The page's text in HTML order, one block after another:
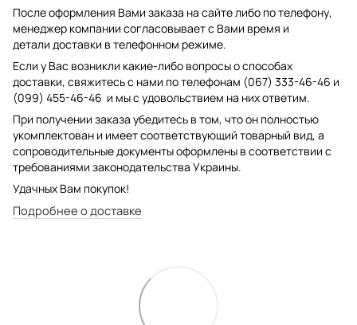
После оформления Вами заказа на сайте либо по телефону,
менеджер компании согласовывает с Вами время и
детали доставки в телефонном режиме.
Если у Вас возникли какие-либо вопросы о способах
доставки, свяжитесь с нами по телефонам (067) 333-46-46 и
(099) 455-46-46 и мы с удовольствием на них ответим.
При получении заказа убедитесь в том, что он полностью
укомплектован и имеет соответствующий товарный вид, а
сопроводительные документы оформлены в соответствии с
требованиями законодательства Украины.
Удачных Вам покупок!
Подробнее о доставке